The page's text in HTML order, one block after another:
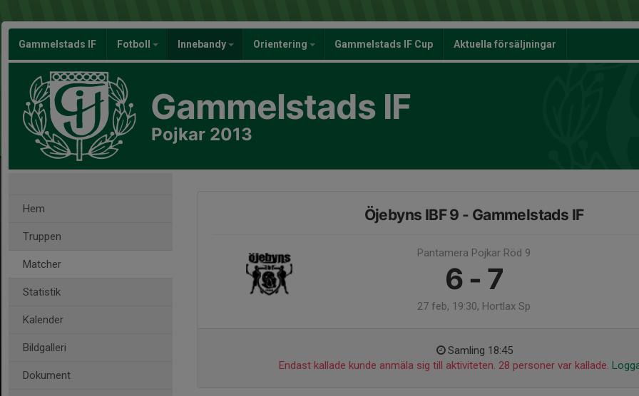
Gammelstads IF Fotboll Innebandy Orientering Gammelstads IF Cup Aktuella försäljningar
Gammelstads IF
Pojkar 2013
Hem
Truppen
Matcher
Statistik
Kalender
Bildgalleri
Dokument
Öjebyns IBF 9 - Gammelstads IF
Pantamera Pojkar Röd 9
6 - 7
27 feb, 19:30, Hortlax Sp
Samling 18:45
Endast kallade kunde anmäla sig till aktiviteten. 28 personer var kallade.